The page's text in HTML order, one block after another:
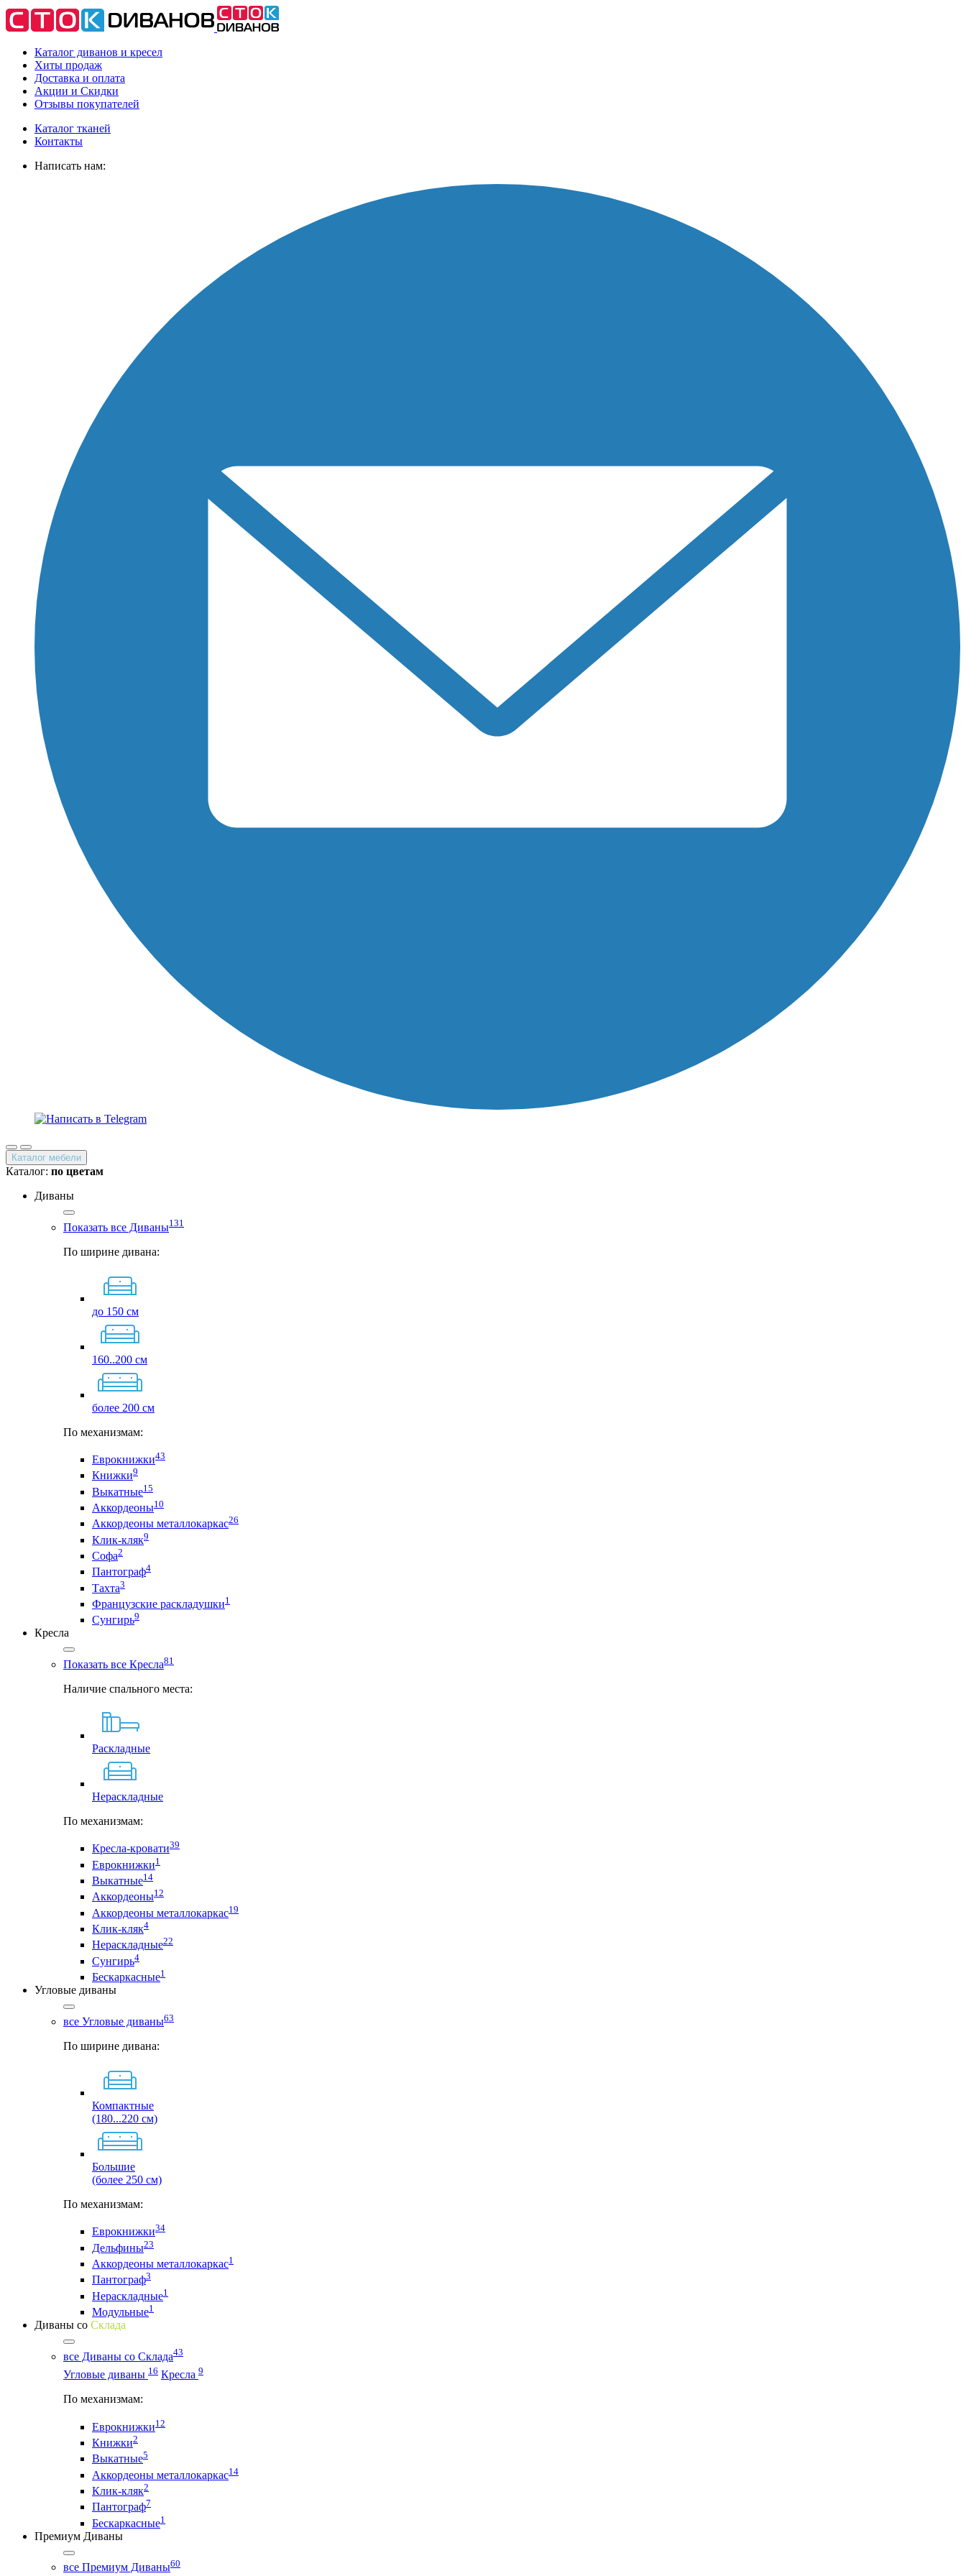
Каталог диванов и кресел
Хиты продаж
Доставка и оплата
Акции и Скидки
Отзывы покупателей
Каталог тканей
Контакты
Написать нам:
Каталог мебели
Каталог: по цветам
Диваны
Показать все Диваны131
По ширине дивана:
до 150 см
160..200 см
более 200 см
По механизмам:
Еврокнижки43
Книжки9
Выкатные15
Аккордеоны10
Аккордеоны металлокаркас26
Клик-кляк9
Софа2
Пантограф4
Тахта3
Французские раскладушки1
Сунгирь9
Кресла
Показать все Кресла81
Наличие спального места:
Раскладные
Нераскладные
По механизмам:
Кресла-кровати39
Еврокнижки1
Выкатные14
Аккордеоны12
Аккордеоны металлокаркас19
Клик-кляк4
Нераскладные22
Сунгирь4
Бескаркасные1
Угловые диваны
все Угловые диваны63
По ширине дивана:
Компактные
(180...220 см)
Большие
(более 250 см)
По механизмам:
Еврокнижки34
Дельфины23
Аккордеоны металлокаркас1
Пантограф3
Нераскладные1
Модульные1
Диваны со Склада
все Диваны со Склада43
Угловые диваны 16 Кресла 9
По механизмам:
Еврокнижки12
Книжки2
Выкатные5
Аккордеоны металлокаркас14
Клик-кляк2
Пантограф7
Бескаркасные1
Премиум Диваны
все Премиум Диваны60